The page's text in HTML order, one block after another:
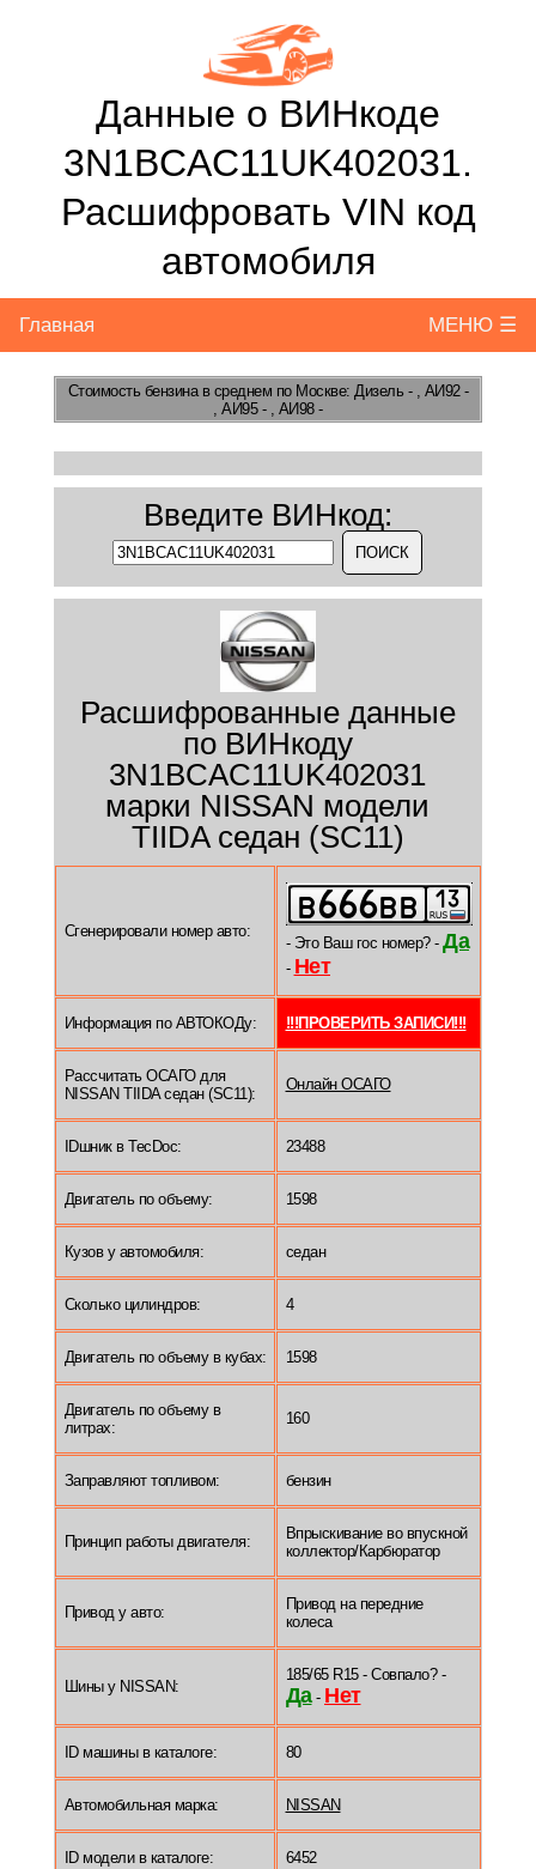
Данные о ВИНкоде
3N1BCAC11UK402031.
Расшифровать VIN код
автомобиля
Главная МЕНЮ ☰
Стоимость бензинав среднем по Москве: Дизель - , АИ92 -
, АИ95 - , АИ98 -
Введите ВИНкод:
Расшифрованные данные
по ВИНкоду
3N1BCAC11UK402031
марки NISSAN модели
TIIDA седан (SC11)
Сгенерировали номер авто:
- Это Ваш гос номер? - Да
- Нет
Информация по АВТОКОДу: !!!ПРОВЕРИТЬ ЗАПИСИ!!!
Рассчитать ОСАГО для
NISSAN TIIDA седан (SC11):
Онлайн ОСАГО
IDшник в TecDoc: 23488
Двигатель по объему: 1598
Кузов у автомобиля: седан
Сколько цилиндров: 4
Двигатель по объему в кубах: 1598
Двигатель по объему в
литрах:
160
Заправляют топливом: бензин
Принцип работы двигателя:
Впрыскивание во впускной
коллектор/Карбюратор
Привод у авто:
Привод на передние
колеса
Шины у NISSAN:
185/65 R15 - Совпало? -
Да- Нет
ID машины в каталоге: 80
Автомобильная марка: NISSAN
ID модели в каталоге: 6452